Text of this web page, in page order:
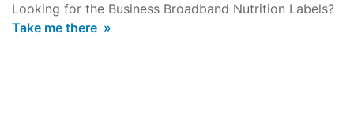
Looking for the Business Broadband Nutrition Labels?
Take me there